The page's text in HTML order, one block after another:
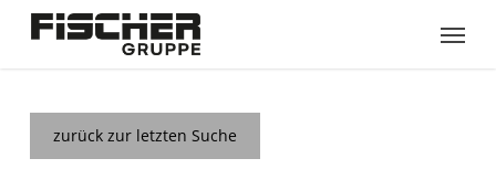
Menu
zurück zur letzten Suche